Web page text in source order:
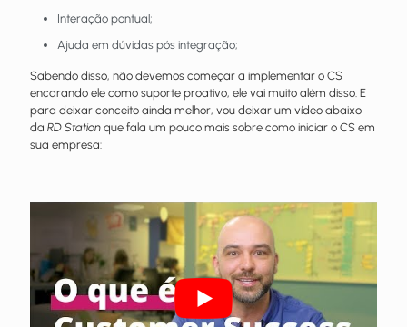
Interação pontual;
Ajuda em dúvidas pós integração;
Sabendo disso, não devemos começar a implementar o CS
encarando ele como suporte proativo, ele vai muito além disso. E
para deixar conceito ainda melhor, vou deixar um vídeo abaixo
da RD Station que fala um pouco mais sobre como iniciar o CS em
sua empresa: